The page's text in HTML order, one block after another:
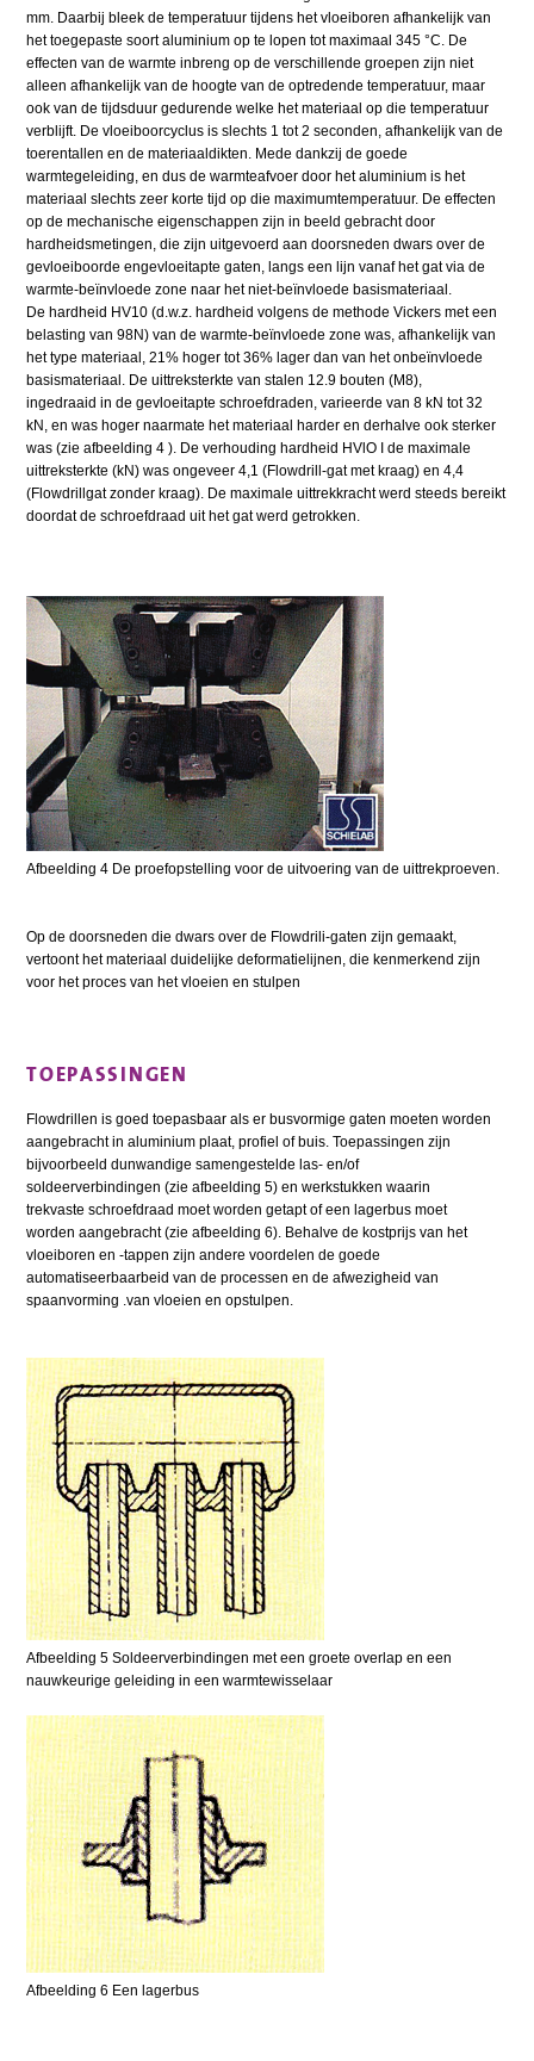
mm. Daarbij bleek de temperatuur tijdens het vloeiboren afhankelijk van
het toegepaste soort aluminium op te lopen tot maximaal 345 °C. De
effecten van de warmte inbreng op de verschillende groepen zijn niet
alleen afhankelijk van de hoogte van de optredende temperatuur, maar
ook van de tijdsduur gedurende welke het materiaal op die temperatuur
verblijft. De vloeiboorcyclus is slechts 1 tot 2 seconden, afhankelijk van de
toerentallen en de materiaaldikten. Mede dankzij de goede
warmtegeleiding, en dus de warmteafvoer door het aluminium is het
materiaal slechts zeer korte tijd op die maximumtemperatuur. De effecten
op de mechanische eigenschappen zijn in beeld gebracht door
hardheidsmetingen, die zijn uitgevoerd aan doorsneden dwars over de
gevloeiboorde engevloeitapte gaten, langs een lijn vanaf het gat via de
warmte-beïnvloede zone naar het niet-beïnvloede basismateriaal.
De hardheid HV10 (d.w.z. hardheid volgens de methode Vickers met een
belasting van 98N) van de warmte-beïnvloede zone was, afhankelijk van
het type materiaal, 21% hoger tot 36% lager dan van het onbeïnvloede
basismateriaal. De uittreksterkte van stalen 12.9 bouten (M8),
ingedraaid in de gevloeitapte schroefdraden, varieerde van 8 kN tot 32
kN, en was hoger naarmate het materiaal harder en derhalve ook sterker
was (zie afbeelding 4 ). De verhouding hardheid HVlO I de maximale
uittreksterkte (kN) was ongeveer 4,1 (Flowdrill-gat met kraag) en 4,4
(Flowdrillgat zonder kraag). De maximale uittrekkracht werd steeds bereikt
doordat de schroefdraad uit het gat werd getrokken.
Afbeelding 4 De proefopstelling voor de uitvoering van de uittrekproeven.
Op de doorsneden die dwars over de Flowdrili-gaten zijn gemaakt,
vertoont het materiaal duidelijke deformatielijnen, die kenmerkend zijn
voor het proces van het vloeien en stulpen
TOEPASSINGEN
Flowdrillen is goed toepasbaar als er busvormige gaten moeten worden
aangebracht in aluminium plaat, profiel of buis. Toepassingen zijn
bijvoorbeeld dunwandige samengestelde las- en/of
soldeerverbindingen (zie afbeelding 5) en werkstukken waarin
trekvaste schroefdraad moet worden getapt of een lagerbus moet
worden aangebracht (zie afbeelding 6). Behalve de kostprijs van het
vloeiboren en -tappen zijn andere voordelen de goede
automatiseerbaarbeid van de processen en de afwezigheid van
spaanvorming .van vloeien en opstulpen.
Afbeelding 5 Soldeerverbindingen met een groete overlap en een
nauwkeurige geleiding in een warmtewisselaar
Afbeelding 6 Een lagerbus